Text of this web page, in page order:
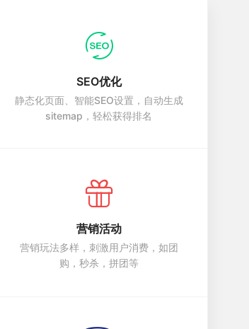
SEO优化
静态化页面、智能SEO设置，自动生成
sitemap，轻松获得排名
营销活动
营销玩法多样，刺激用户消费，如团
购，秒杀，拼团等